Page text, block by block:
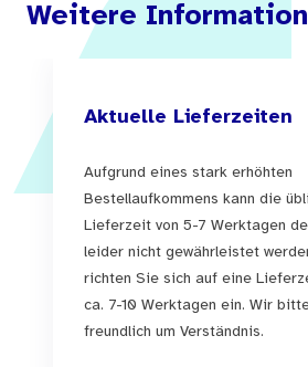
Weitere
Aktuelle Lieferzeiten
Aufgrund eines stark erhöhten
Bestellaufkommens kann die
Lieferzeit von 5-7 Werktagen
leider nicht gewährleistet
richten Sie sich auf eine
ca. 7-10 Werktagen ein. Wir
freundlich um Verständnis.